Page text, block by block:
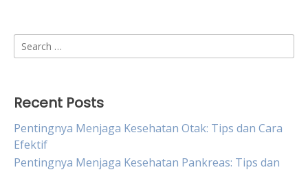
Search
for:
Recent Posts
Pentingnya Menjaga Kesehatan Otak: Tips dan Cara
Efektif
Pentingnya Menjaga Kesehatan Pankreas: Tips dan